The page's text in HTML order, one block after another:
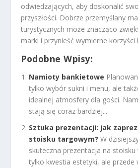
odwiedzających, aby doskonalić
przyszłości. Dobrze przemyślany
turystycznych może znacząco
marki i przynieść wymierne korzyści
Podobne Wpisy:
Namioty bankietowe
tylko wybór sukni i menu, ale
idealnej atmosfery dla gości.
stają się coraz bardziej...
Sztuka prezentacji: jak
stoisku targowym? W
skuteczna prezentacja na
tylko kwestia estetyki, ale przede